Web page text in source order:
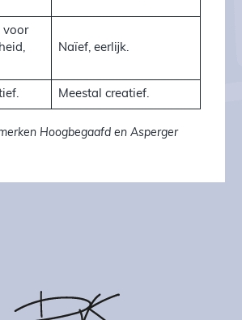
voor
Naïef, eerlijk.
Meestal creatief.
Hoogbegaafd en Asperger